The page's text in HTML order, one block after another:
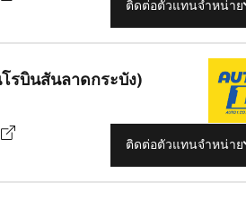
ติดต่อตัวแทนจำหน่าย
รบินสันลาดกระบัง)
ติดต่อตัวแทนจำหน่าย